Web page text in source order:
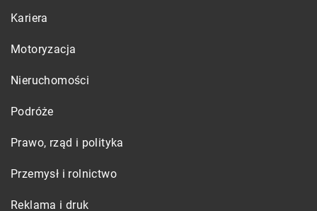
Kariera
Motoryzacja
Nieruchomości
Podróże
Prawo, rząd i polityka
Przemysł i rolnictwo
Reklama i druk